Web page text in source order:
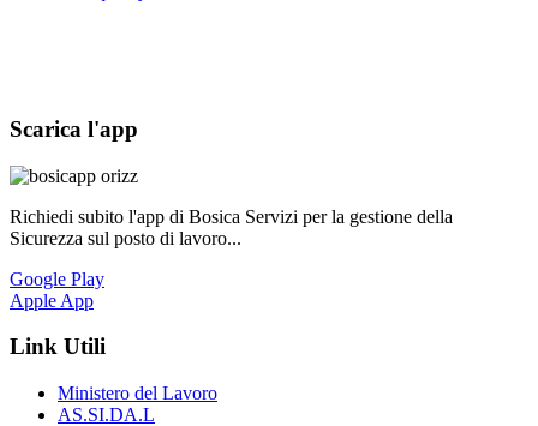
Scarica l'app
Richiedi subito l'app di Bosica Servizi per la gestione della
Sicurezza sul posto di lavoro...
Google Play
Apple App
Link Utili
Ministero del Lavoro
AS.SI.DA.L